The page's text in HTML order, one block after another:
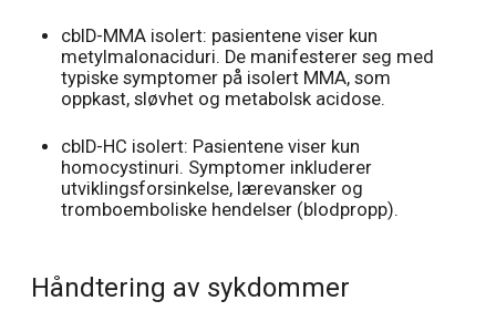
cblD-MMA isolert: pasientene viser kun
metylmalonaciduri. De manifesterer seg med
typiske symptomer på isolert MMA, som
oppkast, sløvhet og metabolsk acidose.
cblD-HC isolert: Pasientene viser kun
homocystinuri. Symptomer inkluderer
utviklingsforsinkelse, lærevansker og
tromboemboliske hendelser (blodpropp).
Håndtering av sykdommer